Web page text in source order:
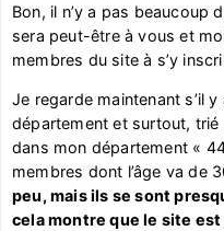
Bon, il n’y a pas beaucoup
sera peut-être à vous et
membres du site à s’y
Je regarde maintenant s’il
département et surtout,
dans mon département «
membres dont l’âge va de
peu, mais ils se sont
cela montre que le site